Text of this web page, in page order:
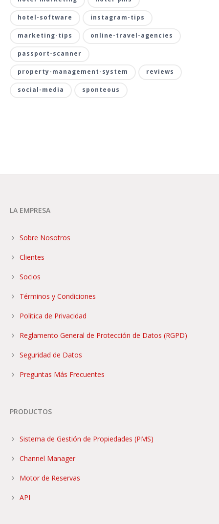
hotel-software instagram-tips
marketing-tips online-travel-agencies
passport-scanner
property-management-system reviews
social-media sponteous
LA EMPRESA
Sobre Nosotros
Clientes
Socios
Términos y Condiciones
Politica de Privacidad
Reglamento General de Protección de Datos (RGPD)
Seguridad de Datos
Preguntas Más Frecuentes
PRODUCTOS
Sistema de Gestión de Propiedades (PMS)
Channel Manager
Motor de Reservas
API